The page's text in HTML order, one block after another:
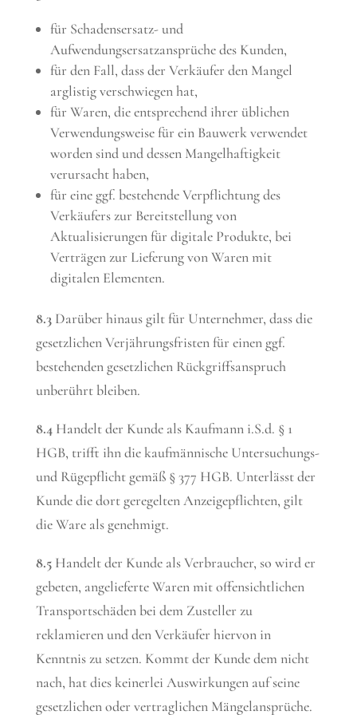
für Schadensersatz- und
Aufwendungsersatzansprüche des Kunden,
für den Fall, dass der Verkäufer den Mangel
arglistig verschwiegen hat,
für Waren, die entsprechend ihrer üblichen
Verwendungsweise für ein Bauwerk verwendet
worden sind und dessen Mangelhaftigkeit
verursacht haben,
für eine ggf. bestehende Verpflichtung des
Verkäufers zur Bereitstellung von
Aktualisierungen für digitale Produkte, bei
Verträgen zur Lieferung von Waren mit
digitalen Elementen.
8.3Darüber hinaus gilt für Unternehmer, dass die
gesetzlichen Verjährungsfristen für einen ggf.
bestehenden gesetzlichen Rückgriffsanspruch
unberührt bleiben.
8.4Handelt der Kunde als Kaufmann i.S.d. § 1
HGB, trifft ihn die kaufmännische Untersuchungs-
und Rügepflicht gemäß § 377 HGB. Unterlässt der
Kunde die dort geregelten Anzeigepflichten, gilt
die Ware als genehmigt.
8.5Handelt der Kunde als Verbraucher, so wird er
gebeten, angelieferte Waren mit offensichtlichen
Transportschäden bei dem Zusteller zu
reklamieren und den Verkäufer hiervon in
Kenntnis zu setzen. Kommt der Kunde dem nicht
nach, hat dies keinerlei Auswirkungen auf seine
gesetzlichen oder vertraglichen Mängelansprüche.